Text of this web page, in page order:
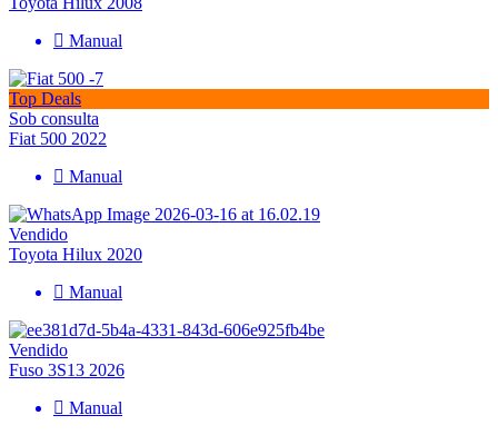
Manual
Top Deals
Sob consulta
Fiat 500 2022
Manual
Vendido
Toyota Hilux 2020
Manual
Vendido
Fuso 3S13 2026
Manual